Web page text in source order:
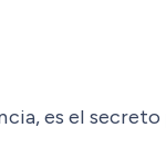
es el